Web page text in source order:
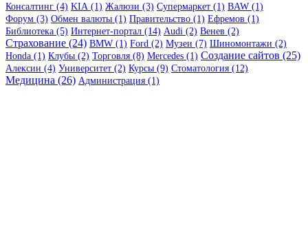
Консалтинг (4) KIA (1) Жалюзи (3) Супермаркет (1) BAW (1)
Форум (3) Обмен валюты (1) Правительство (1) Ефремов (1)
Библиотека (5) Интернет-портал (14) Audi (2) Венев (2)
Страхование (24) BMW (1) Ford (2) Музеи (7) Шиномонтажи (2)
Honda (1) Клубы (2) Торговля (8) Mercedes (1) Создание сайтов (25)
Алексин (4) Университет (2) Курсы (9) Стоматология (12)
Медицина (26) Администрация (1)